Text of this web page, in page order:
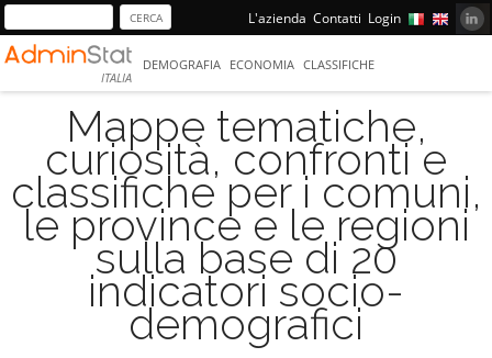
L'azienda Contatti Login
ITALIA
DEMOGRAFIA ECONOMIA CLASSIFICHE
Mappe tematiche,
curiosità, confronti e
classifiche per i comuni,
le province e le regioni
sulla base di 20
indicatori socio-
demografici